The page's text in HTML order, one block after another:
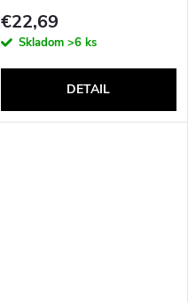
€22,69
Skladom >6 ks
DETAIL